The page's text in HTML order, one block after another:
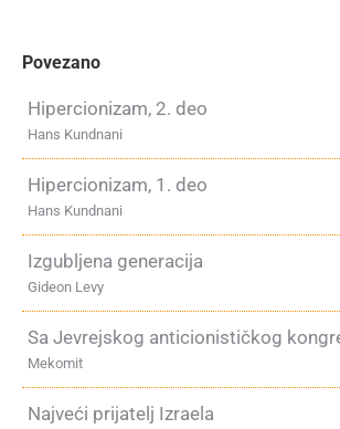
Povezano
Hipercionizam, 2. deo
Hans Kundnani
Hipercionizam, 1. deo
Hans Kundnani
Izgubljena generacija
Gideon Levy
Sa Jevrejskog anticionističkog
Mekomit
Najveći prijatelj Izraela